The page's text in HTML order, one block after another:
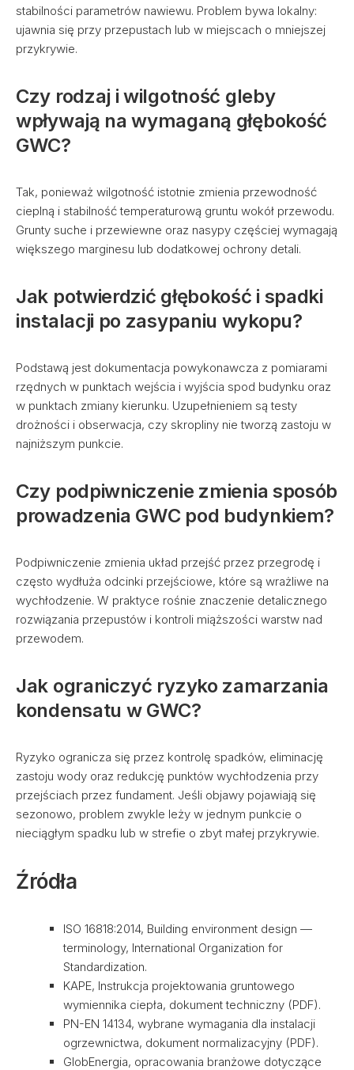
stabilności parametrów nawiewu. Problem bywa lokalny:
ujawnia się przy przepustach lub w miejscach o mniejszej
przykrywie.
Czy rodzaj i wilgotność gleby
wpływają na wymaganą głębokość
GWC?
Tak, ponieważ wilgotność istotnie zmienia przewodność
cieplną i stabilność temperaturową gruntu wokół przewodu.
Grunty suche i przewiewne oraz nasypy częściej wymagają
większego marginesu lub dodatkowej ochrony detali.
Jak potwierdzić głębokość i spadki
instalacji po zasypaniu wykopu?
Podstawą jest dokumentacja powykonawcza z pomiarami
rzędnych w punktach wejścia i wyjścia spod budynku oraz
w punktach zmiany kierunku. Uzupełnieniem są testy
drożności i obserwacja, czy skropliny nie tworzą zastoju w
najniższym punkcie.
Czy podpiwniczenie zmienia sposób
prowadzenia GWC pod budynkiem?
Podpiwniczenie zmienia układ przejść przez przegrodę i
często wydłuża odcinki przejściowe, które są wrażliwe na
wychłodzenie. W praktyce rośnie znaczenie detalicznego
rozwiązania przepustów i kontroli miąższości warstw nad
przewodem.
Jak ograniczyć ryzyko zamarzania
kondensatu w GWC?
Ryzyko ogranicza się przez kontrolę spadków, eliminację
zastoju wody oraz redukcję punktów wychłodzenia przy
przejściach przez fundament. Jeśli objawy pojawiają się
sezonowo, problem zwykle leży w jednym punkcie o
nieciągłym spadku lub w strefie o zbyt małej przykrywie.
Źródła
ISO 16818:2014, Building environment design —
terminology, International Organization for
Standardization.
KAPE, Instrukcja projektowania gruntowego
wymiennika ciepła, dokument techniczny (PDF).
PN-EN 14134, wybrane wymagania dla instalacji
ogrzewnictwa, dokument normalizacyjny (PDF).
GlobEnergia, opracowania branżowe dotyczące